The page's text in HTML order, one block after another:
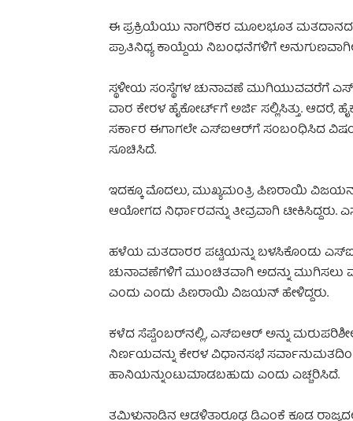
ಈ ಪ್ರಕ್ರಿಯೆಯು ನಾಗರಿಕರ ಮೂಲಭೂತ ಮತದಾನದ
ಪ್ರಾತಿನಿಧ್ಯ ಕಾಯ್ದೆಯ ನಿಬಂಧನೆಗಳಿಗೆ
ಸ್ಥಳೀಯ ಸಂಸ್ಥೆಗಳ ಚುನಾವಣೆ ಮುಗಿಯುವವರೆಗೆ
ವಾರ ಕೇರಳ ಹೈಕೋರ್ಟ್‌ಗೆ ಅರ್ಜಿ ಸಲ್ಲಿಸಿತ್ತು. ಆದರೆ,
ಸರ್ಕಾರ ಈಗಾಗಲೇ ಎಸ್‌ಐಆರ್‌ಗೆ ಸಂಬಂಧಿಸಿದ
ಸೂಚಿಸಿದೆ.
ಇದಕ್ಕೂ ಮೊದಲು, ಮುಖ್ಯಮಂತ್ರಿ ಪಿಣರಾಯಿ
ಆಯೋಗದ ನಿರ್ಧಾರವನ್ನು ತೀವ್ರವಾಗಿ ಟೀಕಿಸಿದ್ದರು.
ಹಳೆಯ ಮತದಾರರ ಪಟ್ಟಿಯನ್ನು ಬಳಸಿಕೊಂಡು
ಚುನಾವಣೆಗಳಿಗೆ ಮುಂಚಿತವಾಗಿ ಅದನ್ನು ಮುಗಿಸಲು
ಎಂದು ಎಂದು ಪಿಣರಾಯಿ ವಿಜಯನ್ ಹೇಳಿದ್ದರು.
ಕಳೆದ ಸೆಪ್ಟೆಂಬರ್‌ನಲ್ಲಿ, ಎಸ್‌ಐಆರ್ ಅನ್ನು
ನಿರ್ಣಯವನ್ನು ಕೇರಳ ವಿಧಾನಸಭೆ
ಹಾನಿಯನ್ನುಂಟುಮಾಡಬಹುದು ಎಂದು ಎಚ್ಚರಿಸಿದೆ.
ತಮಿಳುನಾಡಿನ ಆಡಳಿತಾರೂಢ ಡಿಎಂಕೆ ಕೂಡ